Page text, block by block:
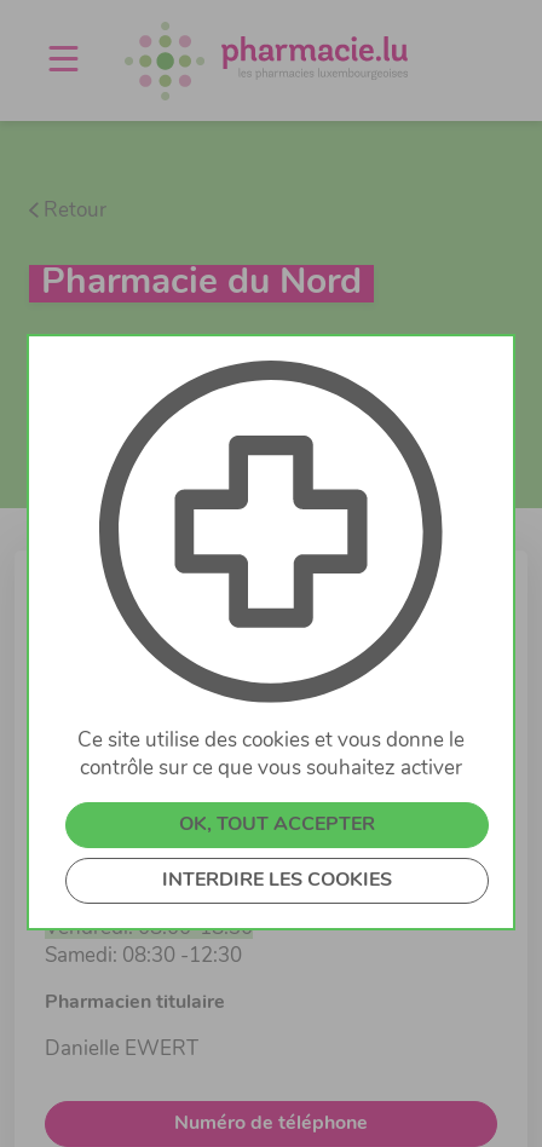
Retour
Pharmacie du Nord
Test Covid
Actuellement fermé
Agenda
À propos
28 rue Victor Hugo
Horaires d'ouverture
Lundi: 08:00-18:30
Mardi: 08:00-18:30
Mercredi: 08:00-18:30
Jeudi: 08:00-18:30
Vendredi: 08:00-18:30
Samedi: 08:30 -12:30
Pharmacien titulaire
Danielle EWERT
Numéro de téléphone
Ce site utilise des cookies et vous donne le
contrôle sur ce que vous souhaitez activer
OK, TOUT ACCEPTER
INTERDIRE LES COOKIES